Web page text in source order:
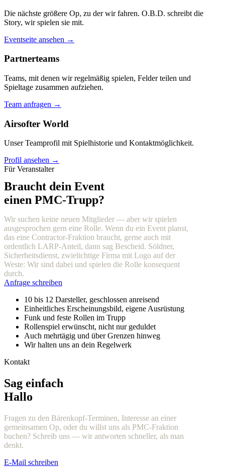
Die nächste größere Op, zu der wir fahren. O.B.D. schreibt die
Story, wir spielen sie mit.
Eventseite ansehen →
Partnerteams
Teams, mit denen wir regelmäßig spielen, Felder teilen und
Spieltage zusammen aufziehen.
Team anfragen →
Airsofter World
Unser Teamprofil mit Spielhistorie und Kontaktmöglichkeit.
Profil ansehen →
Für Veranstalter
Braucht dein Event
einen PMC-Trupp?
Wir suchen keine neuen Mitglieder — aber wir spielen
ausgesprochen gern eine Rolle. Wenn du ein Event planst,
das eine Contractor-Fraktion braucht, gerne auch mit
ordentlich LARP-Anteil, dann sag Bescheid. Söldner,
Sicherheitsdienst, zwielichtige Firma mit Logo auf der
Weste: Wir sind dabei und spielen die Rolle konsequent
durch.
Anfrage schreiben
10 bis 12 Darsteller, geschlossen anreisend
Einheitliches Erscheinungsbild, eigene Ausrüstung
Funk und feste Rollen im Trupp
Rollenspiel erwünscht, nicht nur geduldet
Auch mehrtägig und über Grenzen hinweg
Wir halten uns an dein Regelwerk
Kontakt
Sag einfach
Hallo
Fragen zu den Bärenkopf-Terminen, Interesse an einer
gemeinsamen Op, oder du willst uns als PMC-Fraktion
buchen? Schreib uns — wir antworten schneller, als man
denkt.
E-Mail schreiben